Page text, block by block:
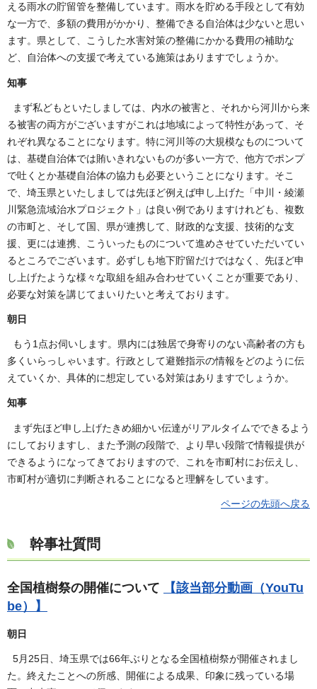
える雨水の貯留管を整備しています。雨水を貯める手段として有効
な一方で、多額の費用がかかり、整備できる自治体は少ないと思い
ます。県として、こうした水害対策の整備にかかる費用の補助な
ど、自治体への支援で考えている施策はありますでしょうか。
知事
まず私どもといたしましては、内水の被害と、それから河川から来
る被害の両方がございますがこれは地域によって特性があって、そ
れぞれ異なることになります。特に河川等の大規模なものについて
は、基礎自治体では賄いきれないものが多い一方で、他方でポンプ
で吐くとか基礎自治体の協力も必要ということになります。そこ
で、埼玉県といたしましては先ほど例えば申し上げた「中川・綾瀬
川緊急流域治水プロジェクト」は良い例でありますけれども、複数
の市町と、そして国、県が連携して、財政的な支援、技術的な支
援、更には連携、こういったものについて進めさせていただいてい
るところでございます。必ずしも地下貯留だけではなく、先ほど申
し上げたような様々な取組を組み合わせていくことが重要であり、
必要な対策を講じてまいりたいと考えております。
朝日
もう1点お伺いします。県内には独居で身寄りのない高齢者の方も
多くいらっしゃいます。行政として避難指示の情報をどのように伝
えていくか、具体的に想定している対策はありますでしょうか。
知事
まず先ほど申し上げたきめ細かい伝達がリアルタイムでできるよう
にしておりますし、また予測の段階で、より早い段階で情報提供が
できるようになってきておりますので、これを市町村にお伝えし、
市町村が適切に判断されることになると理解をしています。
ページの先頭へ戻る
幹事社質問
全国植樹祭の開催について
【該当部分動画（YouTu
be）】
朝日
5月25日、埼玉県では66年ぶりとなる全国植樹祭が開催されまし
た。終えたことへの所感、開催による成果、印象に残っている場